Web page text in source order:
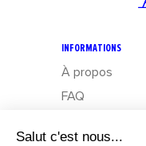
INFORMATIONS
À propos
FAQ